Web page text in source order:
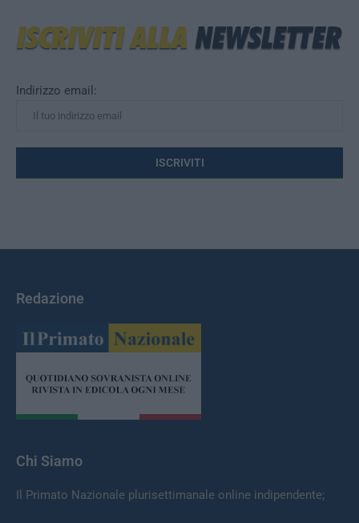
Indirizzo email:
Redazione
Chi Siamo
Il Primato Nazionale plurisettimanale online indipendente;